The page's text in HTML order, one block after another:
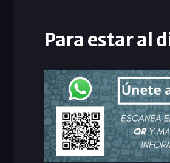
Para estar al